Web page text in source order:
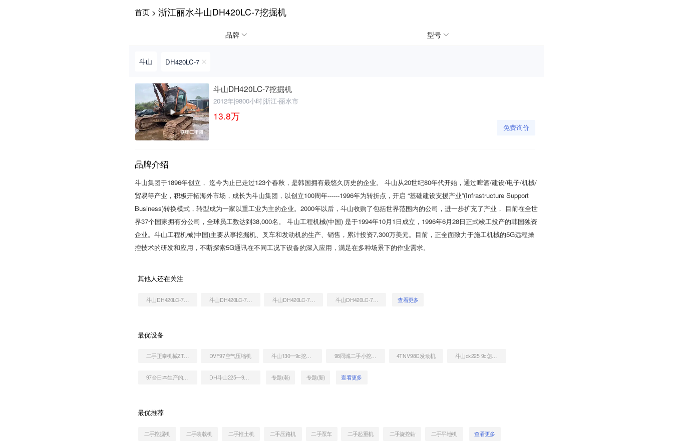
首页 > 浙江丽水斗山DH420LC-7挖掘机
品牌 型号
斗山 DH420LC-7
斗山DH420LC-7挖掘机
2012年|9800小时|浙江-丽水市
13.8万
免费询价
品牌介绍
斗山集团于1896年创立， 迄今为止已走过123个春秋，是韩国拥有最悠久历史的企业。 斗山从20世纪80年代开始，通过啤酒/建设/电子/机械/
贸易等产业，积极开拓海外市场，成长为斗山集团，以创立100周年------1996年为转折点，开启 “基础建设支援产业”(Infrastructure Support
Business)转换模式，转型成为一家以重工业为主的企业。2000年以后，斗山收购了包括世界范围内的公司，进一步扩充了产业， 目前在全世
界37个国家拥有分公司，全球员工数达到38,000名。 斗山工程机械(中国) 是于1994年10月1日成立，1996年6月28日正式竣工投产的韩国独资
企业。斗山工程机械(中国)主要从事挖掘机、叉车和发动机的生产、销售，累计投资7,300万美元。目前，正全面致力于施工机械的5G远程操
控技术的研发和应用，不断探索5G通讯在不同工况下设备的深入应用，满足在多种场景下的作业需求。
其他人还在关注
斗山DH420LC-7挖掘机 斗山DH420LC-7挖掘机 斗山DH420LC-7挖掘机 查看更多
最优设备
二手正泰机械ZT9086C叉装车 DVF97空气压缩机 斗山130一9c挖掘机新机多少钱 98同城二手小挖掘机 4TNV98C发动机 斗山dx225 9c怎么样
97台日本生产的二手挖掘机 DH斗山225一9C二手挖掘机 专题(老) 专题(新) 查看更多
最优推荐
二手挖掘机 二手装载机 二手推土机 二手压路机 二手泵车 二手起重机 二手旋挖钻 二手平地机 查看更多